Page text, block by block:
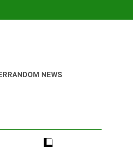
RANDOM NEWS